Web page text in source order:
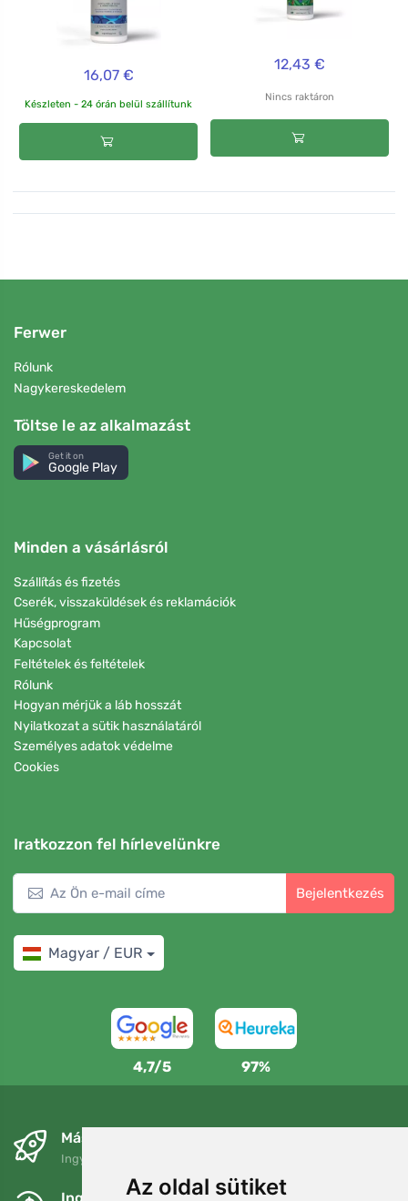
Az oldal sütiket
16,07 €
Készleten - 24 órán belül szállítunk
12,43 €
Nincs raktáron
Ferwer
Rólunk
Nagykereskedelem
Töltse le az alkalmazást
Get it on
Google Play
Minden a vásárlásról
Szállítás és fizetés
Cserék, visszaküldések és reklamációk
Hűségprogram
Kapcsolat
Feltételek és feltételek
Rólunk
Hogyan mérjük a láb hosszát
Nyilatkozat a sütik használatáról
Személyes adatok védelme
Cookies
Iratkozzon fel hírlevelünkre
Bejelentkezés
Magyar / EUR
4,7/5 97%
Másnapra és ingyenesen
Ingyenes szállítás a következő összeg felett: 80 EUR